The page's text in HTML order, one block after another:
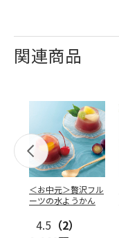
関連商品
＜お中元＞贅沢フル
ーツの水ようかん
4.5 （2）